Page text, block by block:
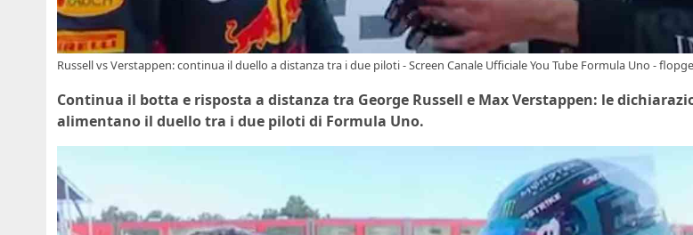
Russell vs Verstappen: continua il duello a distanza tra i due piloti - Screen Canale Ufficiale You Tube Formula Uno -
Continua il botta e risposta a distanza tra George Russell e Max Verstappen: le
alimentano il duello tra i due piloti di Formula Uno.